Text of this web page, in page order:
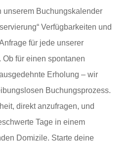
unserem Buchungskalender
Verfügbarkeiten und
für jede unserer
für einen spontanen
Erholung – wir
Buchungsprozess.
direkt anzufragen, und
Tage in einem
Domizile. Starte deine